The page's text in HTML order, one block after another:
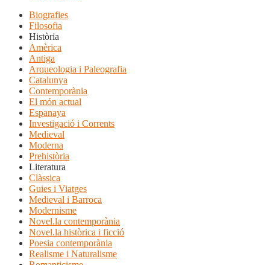
Biografies
Filosofia
Història
Amèrica
Antiga
Arqueologia i Paleografia
Catalunya
Contemporània
El món actual
Espanaya
Investigació i Corrents
Medieval
Moderna
Prehistòria
Literatura
Clàssica
Guies i Viatges
Medieval i Barroca
Modernisme
Novel.la contemporània
Novel.la històrica i ficció
Poesia contemporània
Realisme i Naturalisme